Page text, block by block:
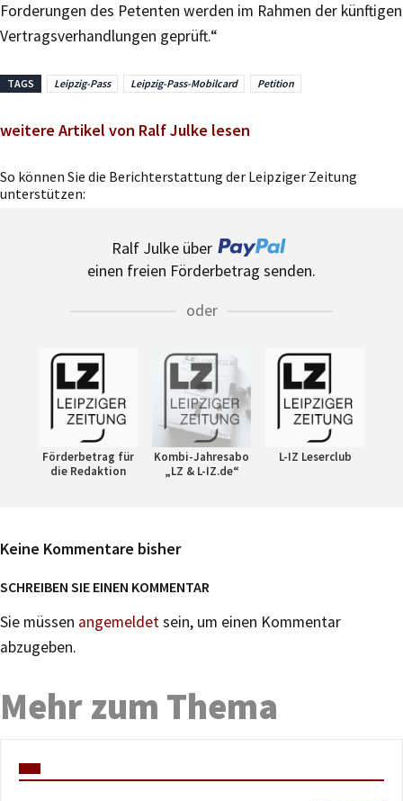
Forderungen des Petenten werden im Rahmen der künftigen
Vertragsverhandlungen geprüft.“
TAGS Leipzig-Pass Leipzig-Pass-Mobilcard Petition
weitere Artikel von Ralf Julke lesen
So können Sie die Berichterstattung der Leipziger Zeitung
unterstützen:
Ralf Julke über
einen freien Förderbetrag senden.
oder
Förderbetrag für
die Redaktion
Kombi-Jahresabo
„LZ & L-IZ.de“
L-IZ Leserclub
Keine Kommentare bisher
SCHREIBEN SIE EINEN KOMMENTAR
Sie müssen angemeldetsein, um einen Kommentar
abzugeben.
Mehr zum Thema